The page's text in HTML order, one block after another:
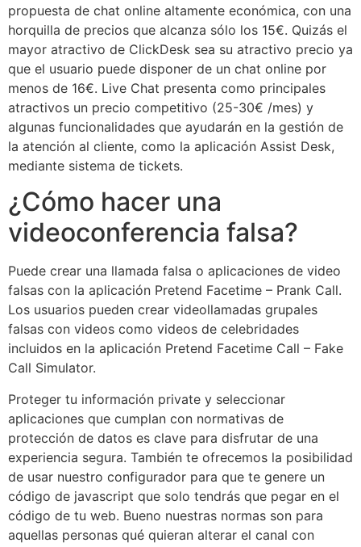
propuesta de chat online altamente económica, con una
horquilla de precios que alcanza sólo los 15€. Quizás el
mayor atractivo de ClickDesk sea su atractivo precio ya
que el usuario puede disponer de un chat online por
menos de 16€. Live Chat presenta como principales
atractivos un precio competitivo (25-30€ /mes) y
algunas funcionalidades que ayudarán en la gestión de
la atención al cliente, como la aplicación Assist Desk,
mediante sistema de tickets.
¿Cómo hacer una
videoconferencia falsa?
Puede crear una llamada falsa o aplicaciones de video
falsas con la aplicación Pretend Facetime – Prank Call.
Los usuarios pueden crear videollamadas grupales
falsas con videos como videos de celebridades
incluidos en la aplicación Pretend Facetime Call – Fake
Call Simulator.
Proteger tu información private y seleccionar
aplicaciones que cumplan con normativas de
protección de datos es clave para disfrutar de una
experiencia segura. También te ofrecemos la posibilidad
de usar nuestro configurador para que te genere un
código de javascript que solo tendrás que pegar en el
código de tu web. Bueno nuestras normas son para
aquellas personas qué quieran alterar el canal con